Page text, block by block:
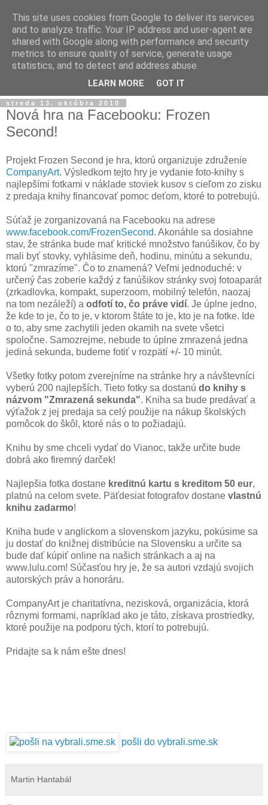
streda 13. októbra 2010
Nová hra na Facebooku: Frozen
Second!
Projekt Frozen Second je hra, ktorú organizuje združenie
CompanyArt. Výsledkom tejto hry je vydanie foto-knihy s
najlepšími fotkami v náklade stoviek kusov s cieľom zo zisku
z predaja knihy financovať pomoc deťom, ktoré to potrebujú.
Súťaž je zorganizovaná na Facebooku na adrese
www.facebook.com/FrozenSecond. Akonáhle sa dosiahne
stav, že stránka bude mať kritické množstvo fanúšikov, čo by
mali byť stovky, vyhlásime deň, hodinu, minútu a sekundu,
ktorú "zmrazíme". Čo to znamená? Veľmi jednoduché: v
určený čas zoberie každý z fanúšikov stránky svoj fotoaparát
(zrkadlovka, kompakt, superzoom, mobilný telefón, naozaj
na tom nezáleží) a odfotí to, čo práve vidí. Je úplne jedno,
že kde to je, čo to je, v ktorom štáte to je, kto je na fotke. Ide
o to, aby sme zachytili jeden okamih na svete všetci
spoločne. Samozrejme, nebude to úplne zmrazená jedna
jediná sekunda, budeme fotiť v rozpätí +/- 10 minút.
Všetky fotky potom zverejníme na stránke hry a návštevníci
vyberú 200 najlepších. Tieto fotky sa dostanú do knihy s
názvom "Zmrazená sekunda". Kniha sa bude predávať a
výťažok z jej predaja sa celý použije na nákup školských
pomôcok do škôl, ktoré nás o to požiadajú.
Knihu by sme chceli vydať do Vianoc, takže určite bude
dobrá ako firemný darček!
Najlepšia fotka dostane kreditnú kartu s kreditom 50 eur,
platnú na celom svete. Päťdesiat fotografov dostane vlastnú
knihu zadarmo!
Kniha bude v anglickom a slovenskom jazyku, pokúsime sa
ju dostať do knižnej distribúcie na Slovensku a určite sa
bude dať kúpiť online na našich stránkach a aj na
www.lulu.com! Súčasťou hry je, že sa autori vzdajú svojich
autorských práv a honoráru.
CompanyArt je charitatívna, nezisková, organizácia, ktorá
rôznymi formami, napríklad ako je táto, získava prostriedky,
ktoré použije na podporu tých, ktorí to potrebujú.
Pridajte sa k nám ešte dnes!
pošli do vybrali.sme.sk
Martin Hantabál
This site uses cookies from Google to deliver its services
and to analyze traffic. Your IP address and user-agent are
shared with Google along with performance and security
metrics to ensure quality of service, generate usage
statistics, and to detect and address abuse.
LEARN MORE GOT IT